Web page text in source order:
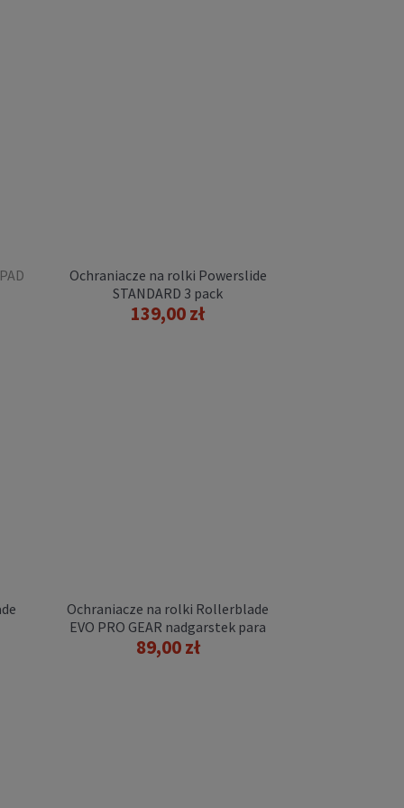
Ochraniacze na rolki Powerslide
STANDARD 3 pack
139,00 zł
Ochraniacze na rolki Rollerblade
EVO PRO GEAR nadgarstek para
89,00 zł